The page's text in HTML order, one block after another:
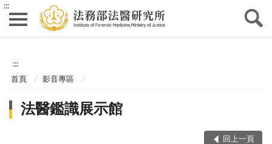
:::
:::
首頁 影音專區
法醫鑑識展示館
回上一頁